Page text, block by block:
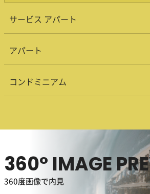
サービス アパート
アパート
コンドミニアム
360° IMAGE
360度画像で内見